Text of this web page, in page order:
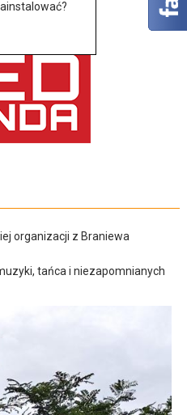
organizacji z Braniewa
tańca i niezapomnianych